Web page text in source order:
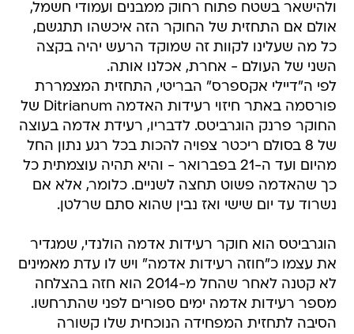
ולהישאר בשטח פתוח רחוק ממבנים ועמודי חשמל,
אולם אם התחזית של החוקר הזה איכשהו תתגשם,
כל מה שעלינו לקוות זה שמוקד הרעש יהיה בקצה
השני של העולם - אחרת, אכלנו אותה.
לפי ה"דיילי אקספרס" הבריטי, התחזית המצמררת
פורסמה באתר חיזוי רעידות האדמה Ditrianum של
החוקר פרנק הוגרביטס. לדבריו, רעידת אדמה בעוצה
של 8 בסולם ריכטר צפויה להכות בכל רגע נתון החל
מהיום ועד ה-21 בפברואר - והיא תהיה עוצמתית כל
כך שהאדמה פשוט תחצה לשניים. כלומר, אלא אם
נשרוד עד יום שישי ואז נבין שהוא סתם שרלטן.
הוגרביטס הוא חוקר רעידות אדמה הולנדי, שמגדיר
את עצמו כ"חוזה רעידות אדמה" ויש לו עדת מאמינים
לא קטנה לאחר שהחל מ-2014 הוא חזה בהצלחה
מספר רעידות אדמה ימים ספורים לפני שהתרחשו.
הסיבה לתחזית המפחידה הנוכחית שלו קשורה